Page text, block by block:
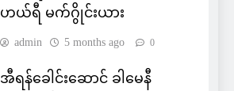
ဟယ်ရီ မက်ဂွိုင်းယား
admin 5 months ago 0
အီရန်ခေါင်းဆောင် ခါမေနီ